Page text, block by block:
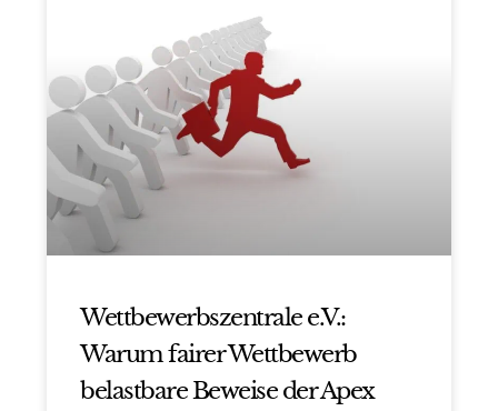
Wettbewerbszentrale e.V.:
Warum fairer Wettbewerb
belastbare Beweise der Apex